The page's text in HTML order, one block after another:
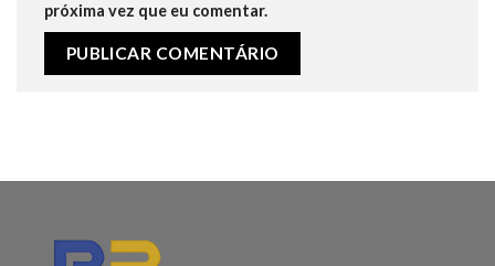
próxima vez que eu comentar.